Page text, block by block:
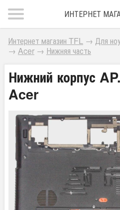
ИНТЕРНЕТ
Интернет магазин TFL → Для
→ Acer → Нижняя часть
Нижний корпус
Acer